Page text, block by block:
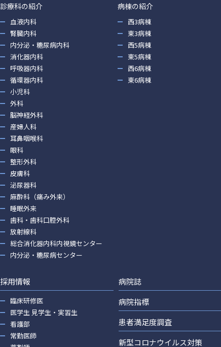
診療科の紹介
血液内科
腎臓内科
内分泌・糖尿病内科
消化器内科
呼吸器内科
循環器内科
小児科
外科
脳神経外科
産婦人科
耳鼻咽喉科
眼科
整形外科
皮膚科
泌尿器科
麻酔科（痛み外来）
睡眠外来
歯科・歯科口腔外科
放射線科
総合消化器内科内視鏡センター
内分泌・糖尿病センター
病棟の紹介
西3病棟
東3病棟
西5病棟
東5病棟
西6病棟
東6病棟
採用情報
臨床研修医
医学生 見学生・実習生
看護部
常勤医師
病院誌
病院指標
患者満足度調査
新型コロナウイルス対策